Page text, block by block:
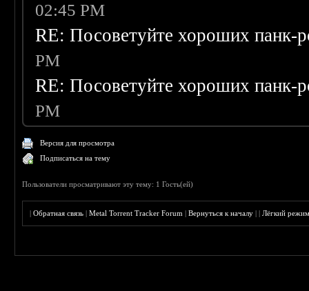
02:45 PM
RE: Посоветуйте хороших панк-
PM
RE: Посоветуйте хороших панк-
PM
Версия для просмотра
Подписаться на тему
Пользователи просматривают эту тему: 1 Гость(ей)
|Обратная связь |Metal Torrent Tracker Forum |Вернуться к началу ||Лёгкий